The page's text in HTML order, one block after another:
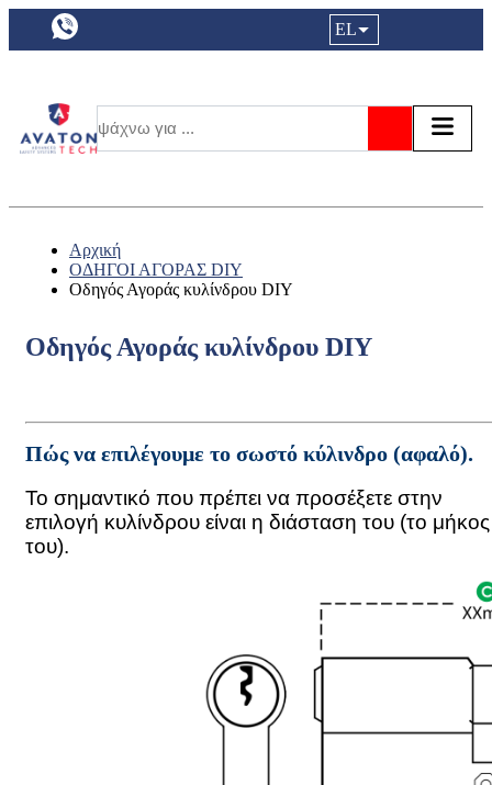
a11y.languageSelection:
EL
Αρχική
ΟΔΗΓΟΙ ΑΓΟΡΑΣ DIY
Οδηγός Αγοράς κυλίνδρου DIY
Οδηγός Αγοράς κυλίνδρου DIY
Πώς να επιλέγουμε το σωστό κύλινδρο (αφαλό).
Το σημαντικό που πρέπει να προσέξετε στην
επιλογή κυλίνδρου είναι η διάσταση του (το μήκος
του).